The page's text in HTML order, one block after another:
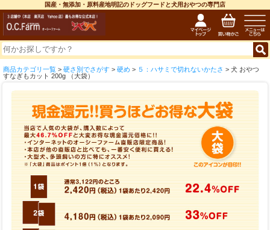
国産・無添加・原料産地明記のドッグフードと犬用おやつの専門店
商品カテゴリ一覧 > 硬さ別でさがす > 硬め > ５：ハサミで切れないかたさ > 犬 おやつ
すなぎもカット 200g （大袋）